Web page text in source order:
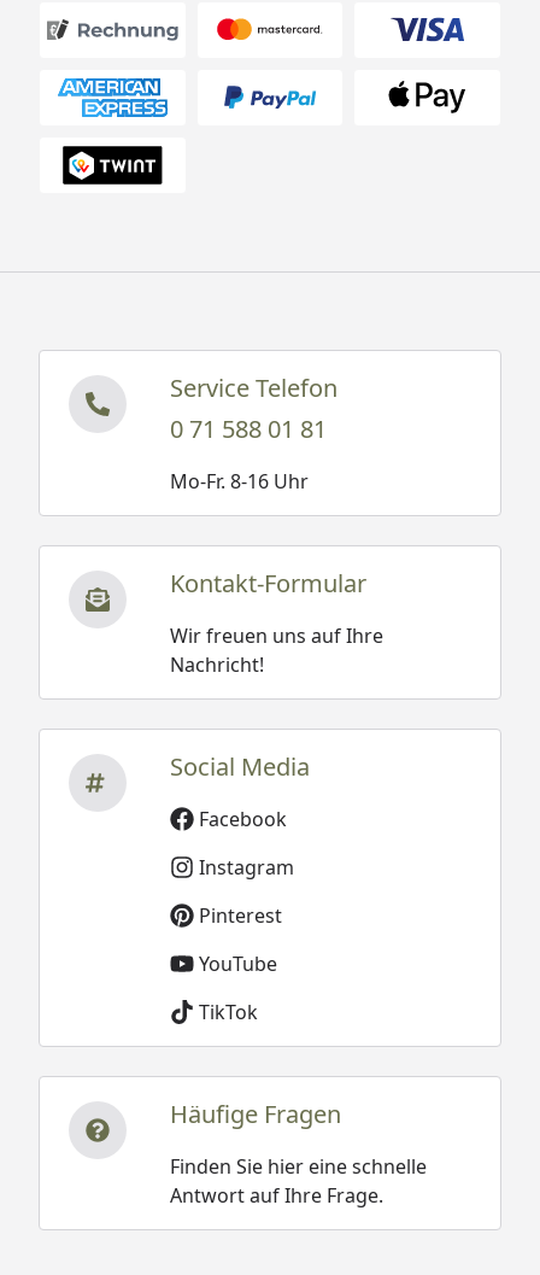
überdurschnittlich lang, sondern sie haben 3/8"-
Installation ist damit noch einfacher. Alle
Panzerflex-Anschlussschläuche sind DVGW KTW
A1-zertifiziert. Für konstant sauberes Wasser.
Service Telefon
0 71 588 01 81
Mo-Fr. 8-16 Uhr
Kontakt-Formular
Wir freuen uns auf Ihre
Nachricht!
Social Media
Facebook
Instagram
Pinterest
YouTube
TikTok
Häufige Fragen
Finden Sie hier eine schnelle
Antwort auf Ihre Frage.